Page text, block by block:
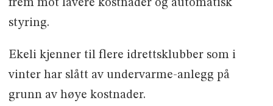
frem mot lavere kostnader og automatisk
styring.
Ekeli kjenner til flere idrettsklubber som i
vinter har slått av undervarme-anlegg på
grunn av høye kostnader.